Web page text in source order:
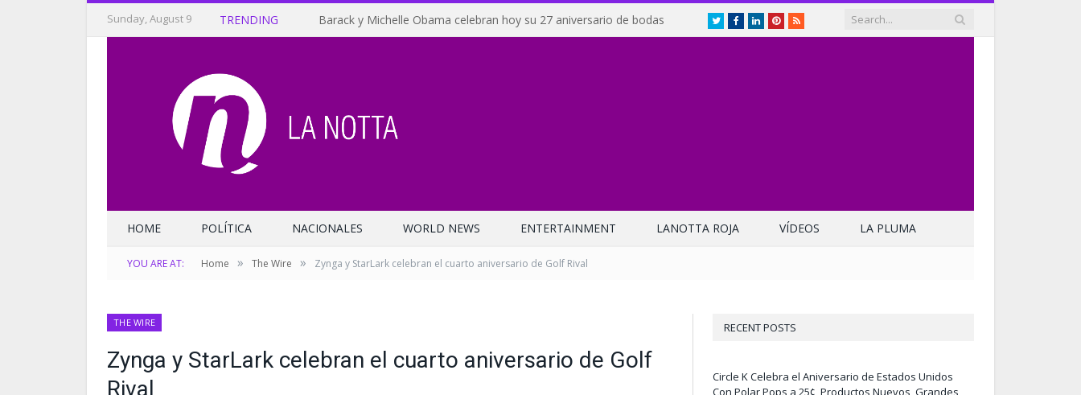
Sunday, August 9 TRENDING Barack y Michelle Obama celebran hoy su 27 aniversario de bodas TwitterFacebookLinkedInPinterest
RSS
HOME POLÍTICA NACIONALES WORLD NEWS ENTERTAINMENT LANOTTA ROJA VÍDEOS LA PLUMA
YOU ARE AT: Home » The Wire » Zynga y StarLark celebran el cuarto aniversario de Golf Rival
THE WIRE
Zynga y StarLark celebran el cuarto aniversario de Golf
Rival
RECENT POSTS
Circle K Celebra el Aniversario de Estados Unidos
Con Polar Pops a 25¢, Productos Nuevos, Grandes